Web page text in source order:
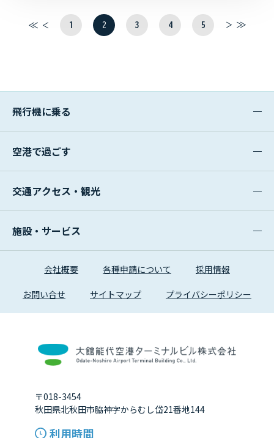
最 前
1 2 3 4 5
次
最
飛行機に乗る
空港で過ごす
交通アクセス・観光
施設・サービス
会社概要 各種申請について 採用情報
お問い合せ サイトマップ プライバシーポリシー
〒018-3454
秋田県北秋田市脇神字からむし岱21番地144
利用時間